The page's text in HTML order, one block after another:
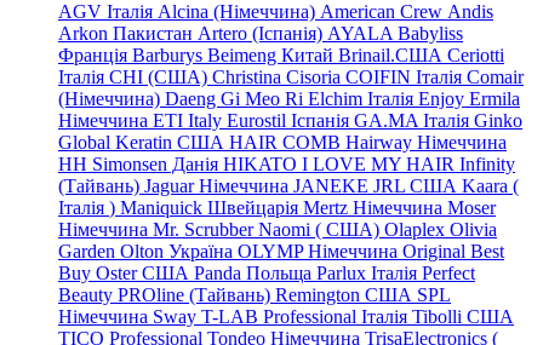
AGV Італія Alcina (Німеччина) American Crew Andis
Arkon Пакистан Artero (Іспанія) AYALA Babyliss
Франція Barburys Beimeng Китай Brinail.США Ceriotti
Італія CHI (США) Christina Cisoria COIFIN Італія Comair
(Німеччина) Daeng Gi Meo Ri Elchim Італія Enjoy Ermila
Німеччина ETI Italy Eurostil Іспанія GA.MA Італія Ginko
Global Keratin США HAIR COMB Hairway Німеччина
HH Simonsen Данія HIKATO I LOVE MY HAIR Infinity
(Тайвань) Jaguar Німеччина JANEKE JRL США Kaara (
Італія ) Maniquick Швейцарія Mertz Німеччина Moser
Німеччина Mr. Scrubber Naomi ( США) Olaplex Olivia
Garden Olton Україна OLYMP Німеччина Original Best
Buy Oster США Panda Польща Parlux Італія Perfect
Beauty PROline (Тайвань) Remington США SPL
Німеччина Sway T-LAB Professional Італія Tibolli США
TICO Professional Tondeo Німеччина TrisaElectronics (